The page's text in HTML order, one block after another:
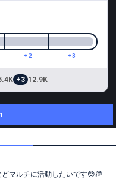
+2 +3
+3 12.9K
マルチに活動したいです😌💭